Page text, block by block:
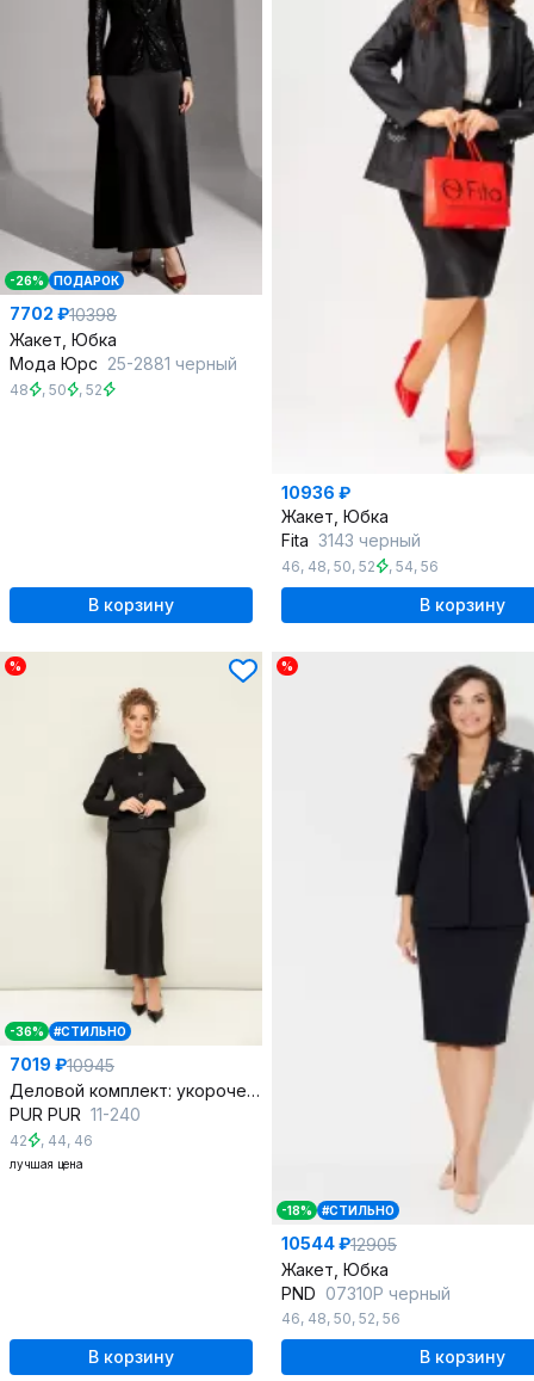
-26% ПОДАРОК
7702 ₽10398
Жакет, Юбка
Мода Юрс 25-2881 черный
48 , 50 , 52
В корзину
10936 ₽
Жакет, Юбка
Fita 3143 черный
46, 48, 50, 52 , 54, 56
В корзину
%
-36% #СТИЛЬНО
7019 ₽10945
Деловой комплект: укороченный жакет с кружевом и сатином
PUR PUR 11-240
42 , 44, 46
лучшая цена
В корзину
%
-18% #СТИЛЬНО
10544 ₽12905
Жакет, Юбка
PND 07310P черный
46, 48, 50, 52, 56
В корзину